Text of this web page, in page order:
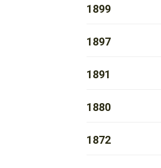
1899
1897
1891
1880
1872